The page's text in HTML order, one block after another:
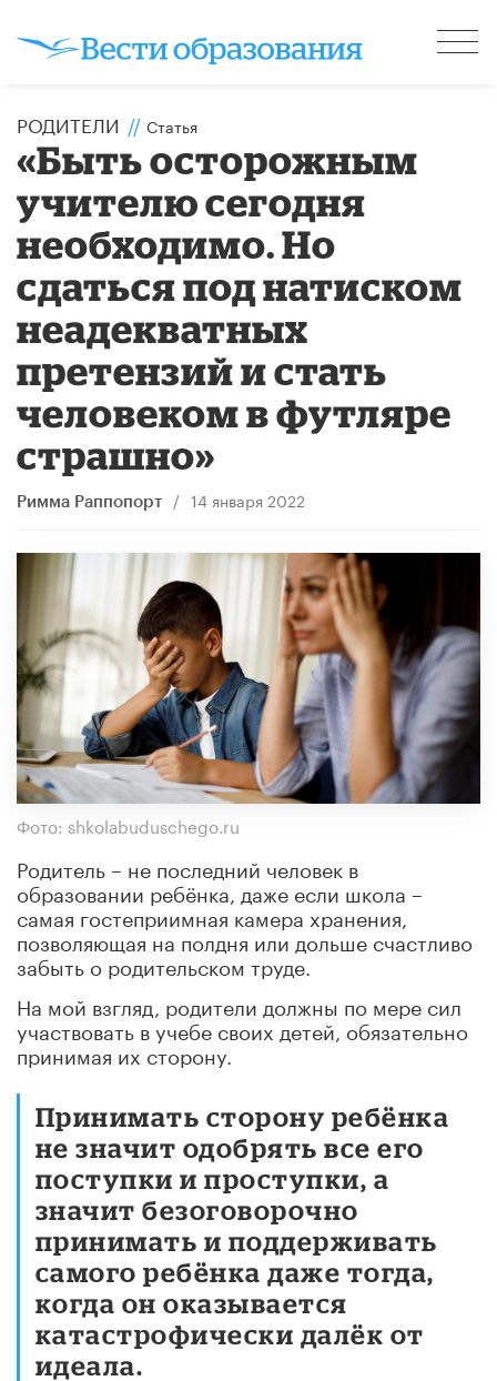
РОДИТЕЛИ // Статья
«Быть осторожным
учителю сегодня
необходимо. Но
сдаться под натиском
неадекватных
претензий и стать
человеком в футляре
страшно»
Римма Раппопорт / 14 января 2022
Фото: shkolabuduschego.ru
Родитель – не последний человек в
образовании ребёнка, даже если школа –
самая гостеприимная камера хранения,
позволяющая на полдня или дольше счастливо
забыть о родительском труде.
На мой взгляд, родители должны по мере сил
участвовать в учебе своих детей, обязательно
принимая их сторону.
Принимать сторону ребёнка
не значит одобрять все его
поступки и проступки, а
значит безоговорочно
принимать и поддерживать
самого ребёнка даже тогда,
когда он оказывается
катастрофически далёк от
идеала.